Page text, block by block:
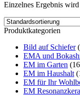
Einzelnes Ergebnis
Produktkategorien
Bild auf Schiefer
EMA und
EM im Garten
EM im Haushalt
EM für Ihr
EM